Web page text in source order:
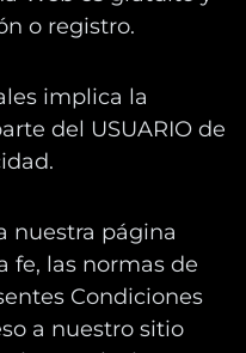
o registro.
implica la
del USUARIO de
nuestra página
fe, las normas de
Condiciones
a nuestro sitio